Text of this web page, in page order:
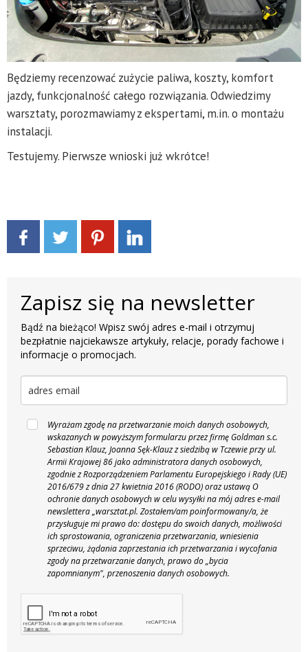
Będziemy recenzować zużycie paliwa, koszty, komfort
jazdy, funkcjonalność całego rozwiązania. Odwiedzimy
warsztaty, porozmawiamy z ekspertami, m.in. o montażu
instalacji.
Testujemy. Pierwsze wnioski już wkrótce!
Zapisz się na newsletter
Bądź na bieżąco! Wpisz swój adres e-mail i otrzymuj
bezpłatnie najciekawsze artykuły, relacje, porady fachowe i
informacje o promocjach.
Wyrażam zgodę na przetwarzanie moich danych osobowych,
wskazanych w powyższym formularzu przez firmę Goldman s.c.
Sebastian Klauz, Joanna Sęk-Klauz z siedzibą w Tczewie przy ul.
Armii Krajowej 86 jako administratora danych osobowych,
zgodnie z Rozporządzeniem Parlamentu Europejskiego i Rady (UE)
2016/679 z dnia 27 kwietnia 2016 (RODO) oraz ustawą O
ochronie danych osobowych w celu wysyłki na mój adres e-mail
newslettera „warsztat.pl. Zostałem/am poinformowany/a, że
przysługuje mi prawo do: dostępu do swoich danych, możliwości
ich sprostowania, ograniczenia przetwarzania, wniesienia
sprzeciwu, żądania zaprzestania ich przetwarzania i wycofania
zgody na przetwarzanie danych, prawo do „bycia
zapomnianym", przenoszenia danych osobowych.